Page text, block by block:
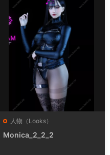
人物（Looks）
Monica_2_2_2